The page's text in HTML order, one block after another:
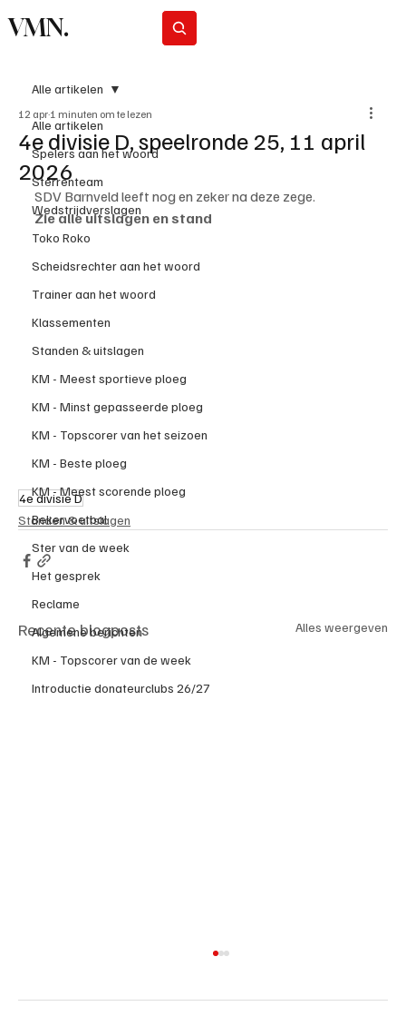
VMN.
Alle artikelen
Spelers aan het woord
Sterrenteam
Wedstrijdverslagen
Toko Roko
Scheidsrechter aan het woord
Trainer aan het woord
Klassementen
Standen & uitslagen
KM - Meest sportieve ploeg
KM - Minst gepasseerde ploeg
KM - Topscorer van het seizoen
KM - Beste ploeg
KM - Meest scorende ploeg
Bekervoetbal
Ster van de week
Het gesprek
Reclame
Algemene berichten
KM - Topscorer van de week
Introductie donateurclubs 26/27
Alle artikelen
4e divisie D, speelronde 25, 11 april
2026
12 apr 1 minuten om te lezen
SDV Barnveld leeft nog en zeker na deze zege.
Zie alle uitslagen en stand
4e divisie D
Standen & uitslagen
Recente blogposts Alles weergeven